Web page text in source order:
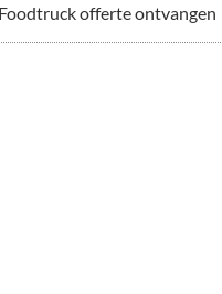
Foodtruck offerte ontvangen